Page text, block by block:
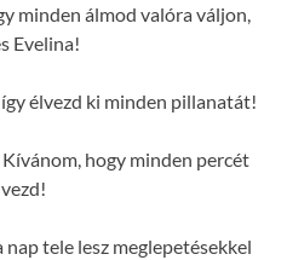
minden álmod valóra váljon,
Evelina!
élvezd ki minden pillanatát!
hogy minden percét
nap tele lesz meglepetésekkel